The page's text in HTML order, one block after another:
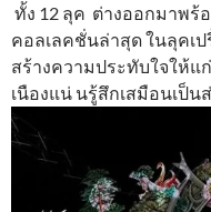
ทั้ง 12 ลุค ต่างออกมาพร้
คอลเลคชั่นล่าสุด ในลุคเป
สร้างความประทับใจให้แ
เนืองแน่ นรู้สึกเสมือนเป็